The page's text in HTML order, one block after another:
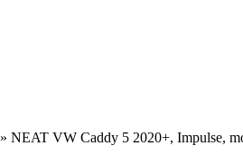
» NEAT VW Caddy 5 2020+, Impulse,